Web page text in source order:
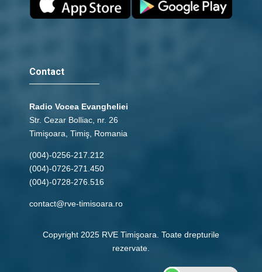
Contact
Radio Vocea Evangheliei
Str. Cezar Bolliac, nr. 26
Timişoara, Timiş, Romania
(004)-0256-217.212
(004)-0726-271.450
(004)-0728-276.516
contact@rve-timisoara.ro
Copyright 2025 RVE Timişoara. Toate drepturile
rezervate.